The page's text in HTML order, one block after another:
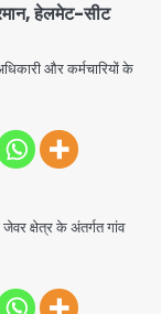
हेलमेट-सीट
और कर्मचारियों के
क्षेत्र के अंतर्गत गांव
Convoy
कीचड़ पोता;
बारिश के बाद
सीवर काम से